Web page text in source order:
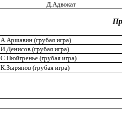
Д.Адвокат
А.Аршавин (грубая игра)
И.Денисов (грубая игра)
С.Пюйгренье (грубая игра)
К.Зырянов (грубая игра)